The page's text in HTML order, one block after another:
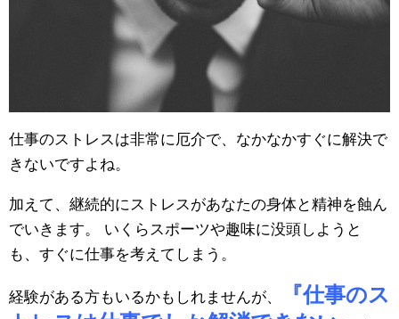
仕事のストレスは非常に厄介で、なかなかすぐに解決で
きないですよね。
加えて、継続的にストレスがあなたの身体と精神を蝕ん
でいきます。 いくらスポーツや趣味に没頭しようと
も、すぐに仕事を考えてしまう。
経験がある方もいるかもしれませんが、
『仕事のス